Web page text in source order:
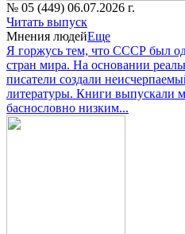
№ 05 (449) 06.07.2026 г.
Читать выпуск
Мнения людейЕще
Я горжусь тем, что СССР был
стран мира. На основании
писатели создали
литературы. Книги выпускали
баснословно низким...